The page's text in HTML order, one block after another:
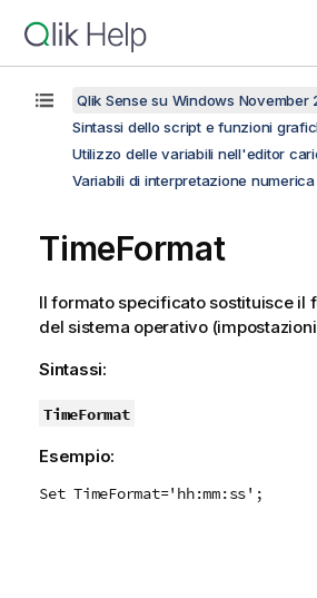
Qlik Sense su Windows November
Sintassi dello script e funzioni
Utilizzo delle variabili nell'editor
Variabili di interpretazione numerica
TimeFormat
Il formato specificato sostituisce il
del sistema operativo
Sintassi:
TimeFormat
Esempio:
Set TimeFormat='hh:mm:ss';